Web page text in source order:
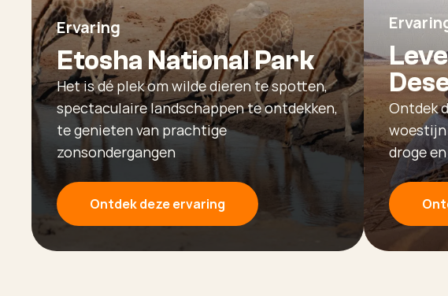
Ervaring
Etosha National Park
Het is dé plek om wilde dieren te spotten,
spectaculaire landschappen te ontdekken,
te genieten van prachtige
zonsondergangen
Ontdek deze ervaring
Ontdek
droge